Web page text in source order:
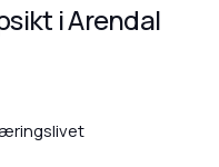
i Arendal